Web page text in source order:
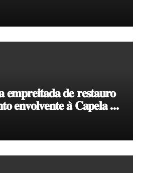
𝐞𝐦𝐩𝐫𝐞𝐢𝐭𝐚𝐝𝐚 𝐝𝐞 𝐫𝐞𝐬𝐭𝐚𝐮𝐫𝐨
𝐞𝐧𝐯𝐨𝐥𝐯𝐞𝐧𝐭𝐞 𝐚̀ 𝐂𝐚𝐩𝐞𝐥𝐚 𝐝𝐞